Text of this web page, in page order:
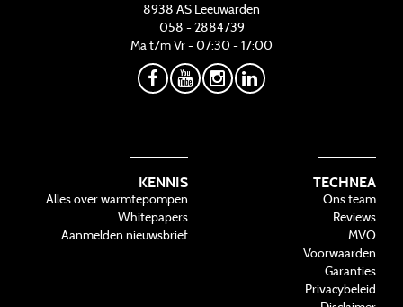
8938 AS Leeuwarden
058 - 2884739
Ma t/m Vr - 07:30 - 17:00
KENNIS
Alles over warmtepompen
Whitepapers
Aanmelden nieuwsbrief
TECHNEA
Ons team
Reviews
MVO
Voorwaarden
Garanties
Privacybeleid